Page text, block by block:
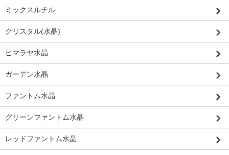
ミックスルチル
クリスタル(水晶)
ヒマラヤ水晶
ガーデン水晶
ファントム水晶
グリーンファントム水晶
レッドファントム水晶